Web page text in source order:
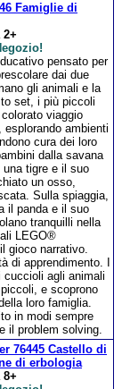
Famiglie di
2+
pensato per
dai due
gli animali e la
set, i più piccoli
viaggio
esplorando ambienti
cura dei loro
dalla savana
tigre e il suo
un osso,
Sulla spiaggia,
il panda e il suo
tranquilli nella
LEGO®
gioco narrativo.
di apprendimento. I
cuccioli agli animali
e scoprono
loro famiglia.
in modi sempre
il problem solving.
76445 Castello di
di erbologia
8+